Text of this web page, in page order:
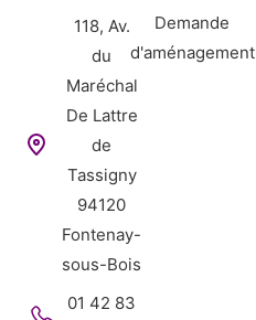
118, Av.
du
Maréchal
De Lattre
de
Tassigny
94120
Fontenay-
sous-Bois
01 42 83
Demande
d'aménagement